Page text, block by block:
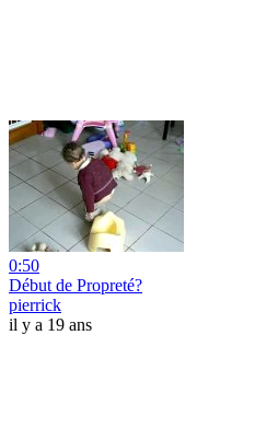
0:50
Début de Propreté?
pierrick
il y a 19 ans